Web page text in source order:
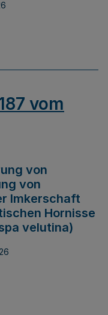
vom
von
von
Imkerschaft
Hornisse
velutina)